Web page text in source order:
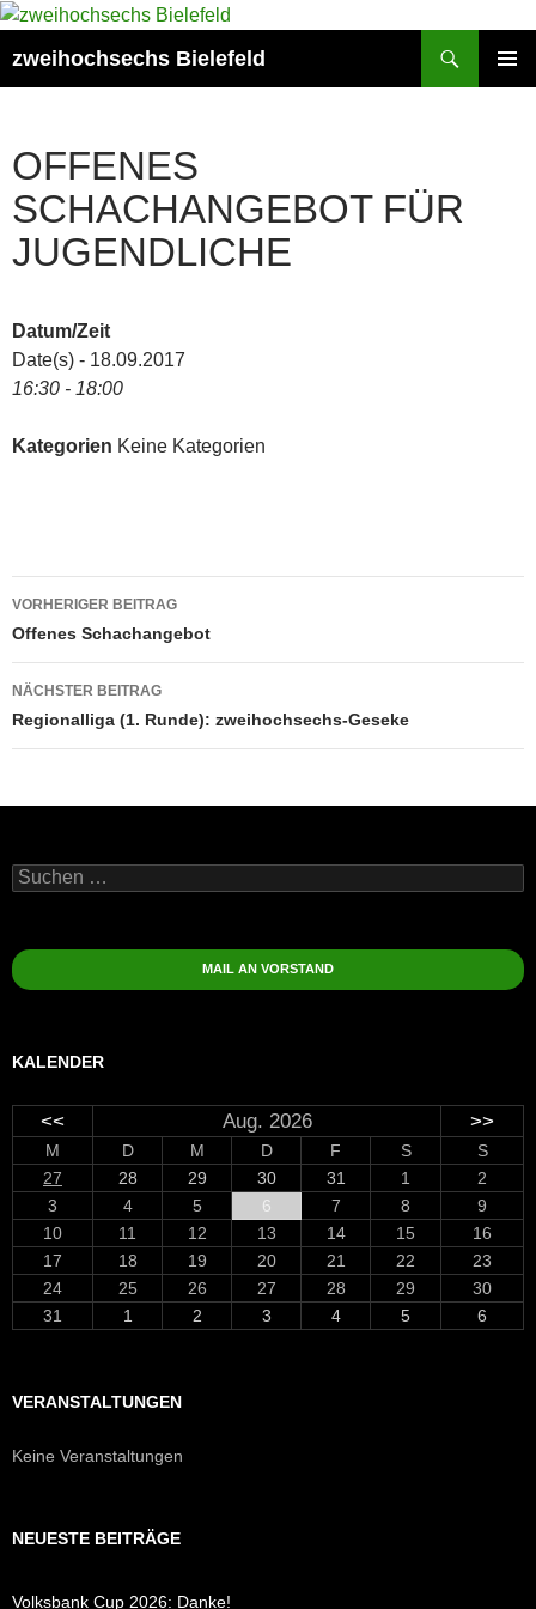
Zum
springen
zweihochsechs Bielefeld
OFFENES
SCHACHANGEBOT FÜR
JUGENDLICHE
Datum/Zeit
Date(s) - 18.09.2017
16:30 - 18:00
Kategorien Keine Kategorien
Beitragsnavigation
VORHERIGER BEITRAG
Offenes Schachangebot
NÄCHSTER BEITRAG
Regionalliga (1. Runde): zweihochsechs-Geseke
Suchen
nach:
MAIL AN VORSTAND
KALENDER
<< Aug. 2026 >>
M D M D F S
S
27
28 29 30 31 1
2
3
4 5 6 7 8
9
10
11 12 13 14 15
16
17
18 19 20 21 22
23
24
25 26 27 28 29
30
31
1 2 3 4 5 6
VERANSTALTUNGEN
Keine Veranstaltungen
NEUESTE BEITRÄGE
Volksbank Cup 2026: Danke!